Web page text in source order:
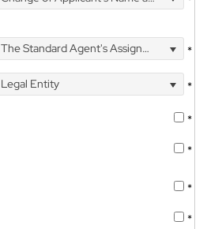
The Standard Agent's Assignment
*
Legal Entity
*
*
*
*
*